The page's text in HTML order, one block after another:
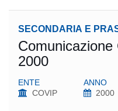
SECONDARIA E
2000
ENTE
COVIP
ANNO
2000